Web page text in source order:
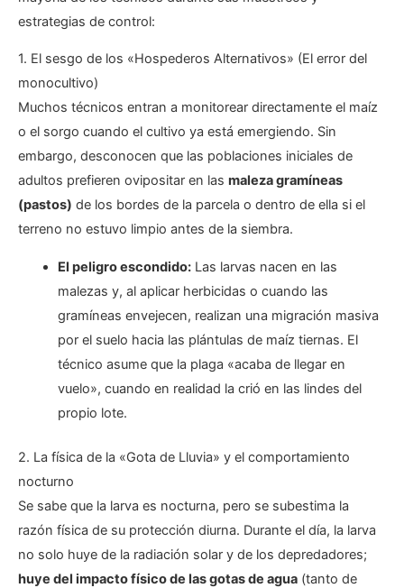
estrategias de control:
1. El sesgo de los «Hospederos Alternativos» (El error del
monocultivo)
Muchos técnicos entran a monitorear directamente el maíz
o el sorgo cuando el cultivo ya está emergiendo. Sin
embargo, desconocen que las poblaciones iniciales de
adultos prefieren ovipositar en las maleza gramíneas
(pastos) de los bordes de la parcela o dentro de ella si el
terreno no estuvo limpio antes de la siembra.
El peligro escondido:Las larvas nacen en las
malezas y, al aplicar herbicidas o cuando las
gramíneas envejecen, realizan una migración masiva
por el suelo hacia las plántulas de maíz tiernas. El
técnico asume que la plaga «acaba de llegar en
vuelo», cuando en realidad la crió en las lindes del
propio lote.
2. La física de la «Gota de Lluvia» y el comportamiento
nocturno
Se sabe que la larva es nocturna, pero se subestima la
razón física de su protección diurna. Durante el día, la larva
no solo huye de la radiación solar y de los depredadores;
huye del impacto físico de las gotas de agua (tanto de